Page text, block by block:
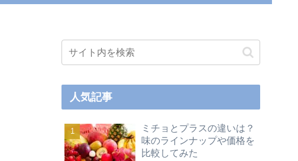
人気記事
ミチョとプラスの違いは？
味のラインナップや価格を
比較してみた